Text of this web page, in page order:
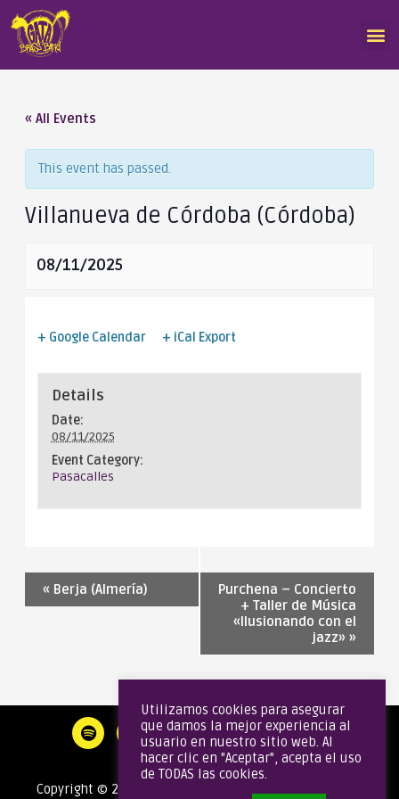
« All Events
This event has passed.
Villanueva de Córdoba (Córdoba)
08/11/2025
+ Google Calendar + iCal Export
Details
Date:
08/11/2025
Event Category:
Pasacalles
« Berja (Almería)
Purchena – Concierto
+ Taller de Música
«Ilusionando con el
jazz»»
Copyright © 2020 Gata Brass Band | Todos los derechos
Utilizamos cookies para asegurar
que damos la mejor experiencia al
usuario en nuestro sitio web. Al
hacer clic en "Aceptar", acepta el uso
de TODAS las cookies.